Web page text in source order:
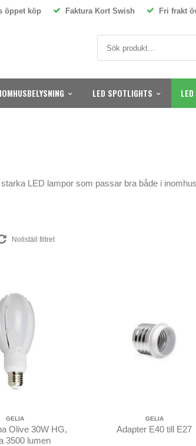
öppet köp Faktura Kort Swish Fri frakt
LED SPOTLIGHTS
LED lampor som passar bra både i
Nollställ filtret
GELIA
Olive 30W HG,
3500 lumen
GELIA
Adapter E40 till E27